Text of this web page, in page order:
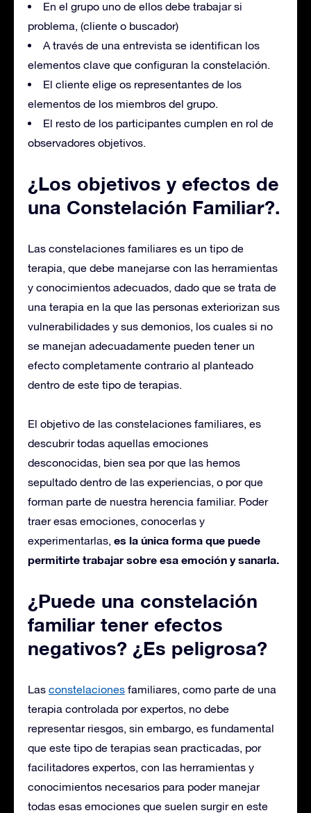
En el grupo uno de ellos debe trabajar si
problema, (cliente o buscador)
A través de una entrevista se identifican los
elementos clave que configuran la constelación.
El cliente elige os representantes de los
elementos de los miembros del grupo.
El resto de los participantes cumplen en rol de
observadores objetivos.
¿Los objetivos y efectos de
una Constelación Familiar?.
Las constelaciones familiares es un tipo de
terapia, que debe manejarse con las herramientas
y conocimientos adecuados, dado que se trata de
una terapia en la que las personas exteriorizan sus
vulnerabilidades y sus demonios, los cuales si no
se manejan adecuadamente pueden tener un
efecto completamente contrario al planteado
dentro de este tipo de terapias.
El objetivo de las constelaciones familiares, es
descubrir todas aquellas emociones
desconocidas, bien sea por que las hemos
sepultado dentro de las experiencias, o por que
forman parte de nuestra herencia familiar. Poder
traer esas emociones, conocerlas y
experimentarlas, es la única forma que puede
permitirte trabajar sobre esa emoción y sanarla.
¿Puede una constelación
familiar tener efectos
negativos? ¿Es peligrosa?
Las constelaciones familiares, como parte de una
terapia controlada por expertos, no debe
representar riesgos, sin embargo, es fundamental
que este tipo de terapias sean practicadas, por
facilitadores expertos, con las herramientas y
conocimientos necesarios para poder manejar
todas esas emociones que suelen surgir en este